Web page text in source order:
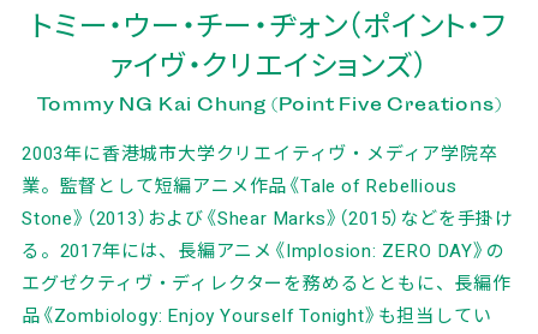
トミー・ウー・チー・ヂォン（ポイント・フ
ァイヴ・クリエイションズ）
Tommy NG Kai Chung (Point Five Creations)
2003年に香港城市大学クリエイティヴ・メディア学院卒
業。監督として短編アニメ作品《Tale of Rebellious
Stone》（2013）および《Shear Marks》（2015）などを手掛け
る。2017年には、長編アニメ《Implosion: ZERO DAY》の
エグゼクティヴ・ディレクターを務めるとともに、長編作
品《Zombiology: Enjoy Yourself Tonight》も担当してい